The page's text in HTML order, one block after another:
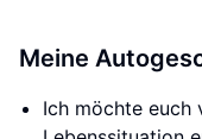
Meine
Ich möchte euch